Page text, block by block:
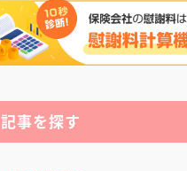
記事を探す